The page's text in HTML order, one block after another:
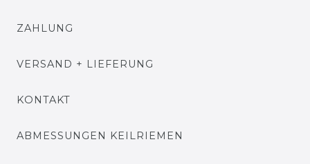
ZAHLUNG
VERSAND + LIEFERUNG
KONTAKT
ABMESSUNGEN KEILRIEMEN